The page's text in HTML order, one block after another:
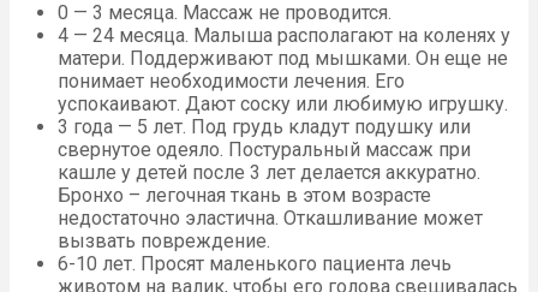
0 — 3 месяца. Массаж не проводится.
4 — 24 месяца. Малыша располагают на коленях у
матери. Поддерживают под мышками. Он еще не
понимает необходимости лечения. Его
успокаивают. Дают соску или любимую игрушку.
3 года — 5 лет. Под грудь кладут подушку или
свернутое одеяло. Постуральный массаж при
кашле у детей после 3 лет делается аккуратно.
Бронхо – легочная ткань в этом возрасте
недостаточно эластична. Откашливание может
вызвать повреждение.
6-10 лет. Просят маленького пациента лечь
животом на валик, чтобы его голова свешивалась